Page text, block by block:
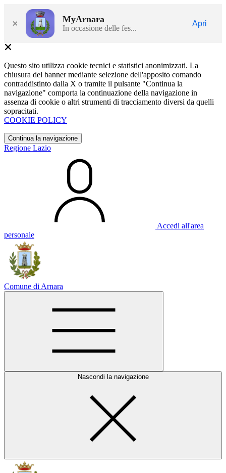
× MyArnara
In occasione delle fes...
Apri
Questo sito utilizza cookie tecnici e statistici anonimizzati. La
chiusura del banner mediante selezione dell'apposito comando
contraddistinto dalla X o tramite il pulsante "Continua la
navigazione" comporta la continuazione della navigazione in
assenza di cookie o altri strumenti di tracciamento diversi da quelli
sopracitati.
COOKIE POLICY
Continua la navigazione
Regione Lazio
Accedi all'area
personale
Comune di Arnara
Nascondi la navigazione